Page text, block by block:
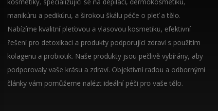
manikúru a pedikúru, a širokou škálu péče o pleť a tělo.
Nabízíme kvalitní pleťovou a vlasovou kosmetiku, efektivní
řešení pro detoxikaci a produkty podporující zdraví s použitím
kolagenu a probiotik. Naše produkty jsou pečlivě vybírány, aby
podporovaly vaše krásu a zdraví. Objektivní radou a odbornými
články vám pomůžeme nalézt ideální péči pro vaše tělo.